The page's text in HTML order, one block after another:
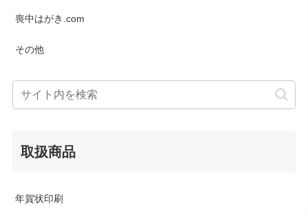
喪中はがき.com
その他
取扱商品
年賀状印刷